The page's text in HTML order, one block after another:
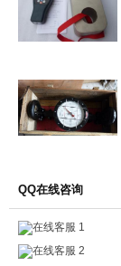
QQ在线咨询
在线客服 1
在线客服 2